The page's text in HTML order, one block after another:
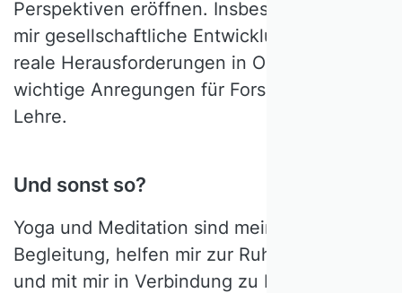
Perspektiven eröffnen. Insbesondere geben
mir gesellschaftliche Entwicklungen und
reale Herausforderungen in Organisationen
wichtige Anregungen für Forschung und
Lehre.
Und sonst so?
Yoga und Meditation sind meine stete
Begleitung, helfen mir zur Ruhe zu kommen
und mit mir in Verbindung zu bleiben.